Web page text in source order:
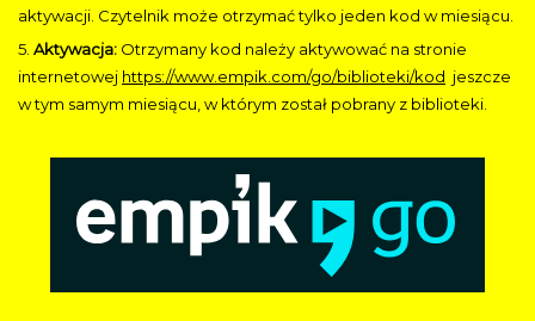
aktywacji. Czytelnik może otrzymać tylko jeden kod w miesiącu.
5. Aktywacja: Otrzymany kod należy aktywować na stronie
internetowej https://www.empik.com/go/biblioteki/kod jeszcze
w tym samym miesiącu, w którym został pobrany z biblioteki.